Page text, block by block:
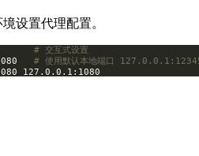
设置代理配置。
# 交互式设置
# 使用默认本地端口
127.0.0.1:1080